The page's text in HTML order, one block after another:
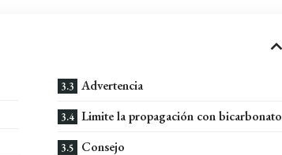
Advertencia
Limite la propagación con bicarbonato
Consejo